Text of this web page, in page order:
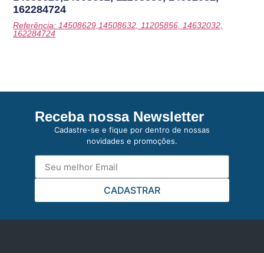
162284724
Referência: 14508629,14508632, 11205856, 14632032,
162284724
Receba nossa Newsletter
Cadastre-se e fique por dentro de nossas
novidades e promoções.
CADASTRAR